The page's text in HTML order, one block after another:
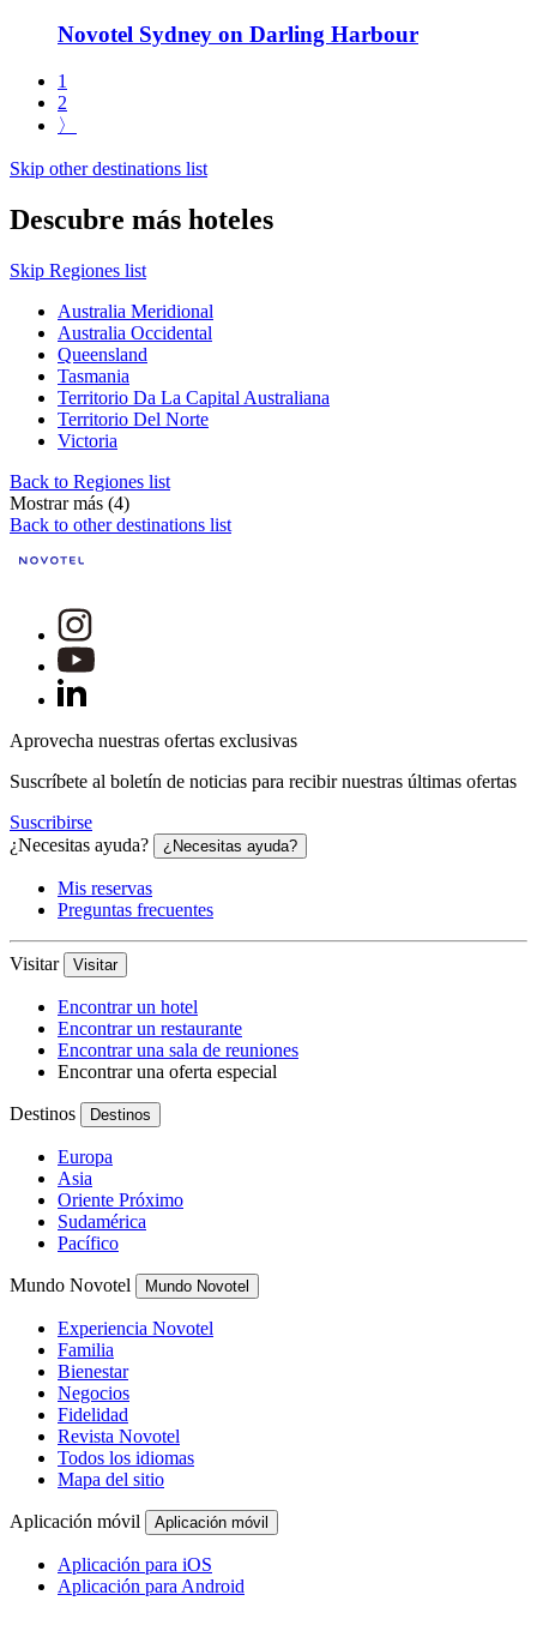
Novotel Sydney on Darling Harbour
1
2
〉
Skip other destinations list
Descubre más hoteles
Skip Regiones list
Australia Meridional
Australia Occidental
Queensland
Tasmania
Territorio Da La Capital Australiana
Territorio Del Norte
Victoria
Back to Regiones list
Mostrar más (4)
Back to other destinations list
Aprovecha nuestras ofertas exclusivas
Suscríbete al boletín de noticias para recibir nuestras últimas ofertas
Suscribirse
¿Necesitas ayuda?
¿Necesitas ayuda?
Mis reservas
Preguntas frecuentes
Visitar Visitar
Encontrar un hotel
Encontrar un restaurante
Encontrar una sala de reuniones
Encontrar una oferta especial
Destinos Destinos
Europa
Asia
Oriente Próximo
Sudamérica
Pacífico
Mundo Novotel Mundo Novotel
Experiencia Novotel
Familia
Bienestar
Negocios
Fidelidad
Revista Novotel
Todos los idiomas
Mapa del sitio
Aplicación móvil Aplicación móvil
Aplicación para iOS
Aplicación para Android